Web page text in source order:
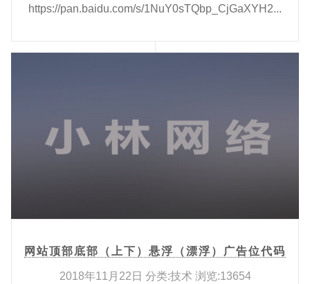
https://pan.baidu.com/s/1NuY0sTQbp_CjGaXYH2...
网站顶部底部（上下）悬浮（漂浮）广告位代码
2018年11月22日 分类:技术 浏览:13654